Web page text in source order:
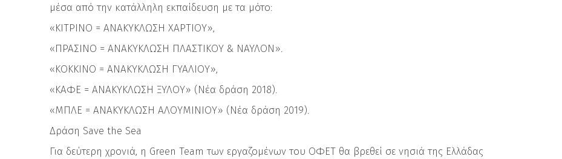
μέσα από την κατάλληλη εκπαίδευση με τα μότο:
«ΚΙΤΡΙΝΟ = ΑΝΑΚΥΚΛΩΣΗ ΧΑΡΤΙΟΥ»,
«ΠΡΑΣΙΝΟ = ΑΝΑΚΥΚΛΩΣΗ ΠΛΑΣΤΙΚΟΥ & ΝΑΥΛΟΝ».
«ΚΟΚΚΙΝΟ = ΑΝΑΚΥΚΛΩΣΗ ΓΥΑΛΙΟΥ»,
«ΚΑΦΕ = ΑΝΑΚΥΚΛΩΣΗ ΞΥΛΟΥ» (Νέα δράση 2018).
«ΜΠΛΕ = ΑΝΑΚΥΚΛΩΣΗ ΑΛΟΥΜΙΝΙΟΥ» (Νέα δράση 2019).
Δράση Save the Sea
Για δεύτερη χρονιά, η Green Team των εργαζομένων του ΟΦΕΤ θα βρεθεί σε νησιά της Ελλάδας